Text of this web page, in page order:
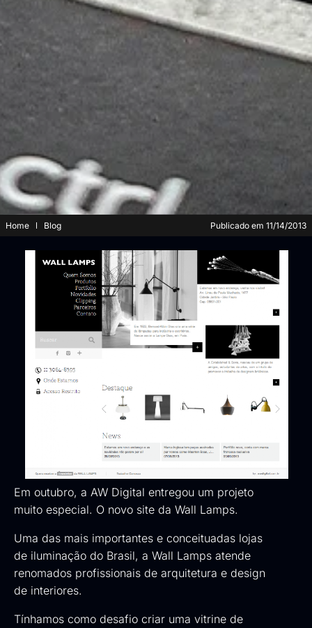
Home Blog Publicado em 11/14/2013
Em outubro, a AW Digital entregou um projeto
muito especial. O novo site da Wall Lamps.
Uma das mais importantes e conceituadas lojas
de iluminação do Brasil, a Wall Lamps atende
renomados profissionais de arquitetura e design
de interiores.
Tínhamos como desafio criar uma vitrine de